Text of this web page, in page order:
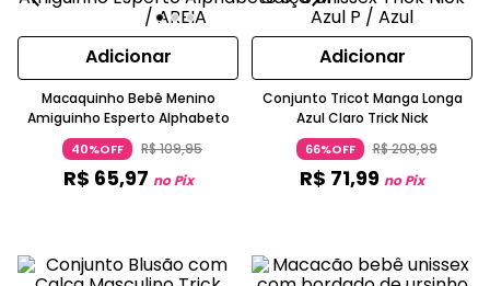
Adicionar
Macaquinho Bebê Menino
Amiguinho Esperto Alphabeto
40%OFF R$109,95
R$ 65,97 no Pix
Adicionar
Conjunto Tricot Manga Longa
Azul Claro Trick Nick
66%OFF R$209,99
R$ 71,99 no Pix